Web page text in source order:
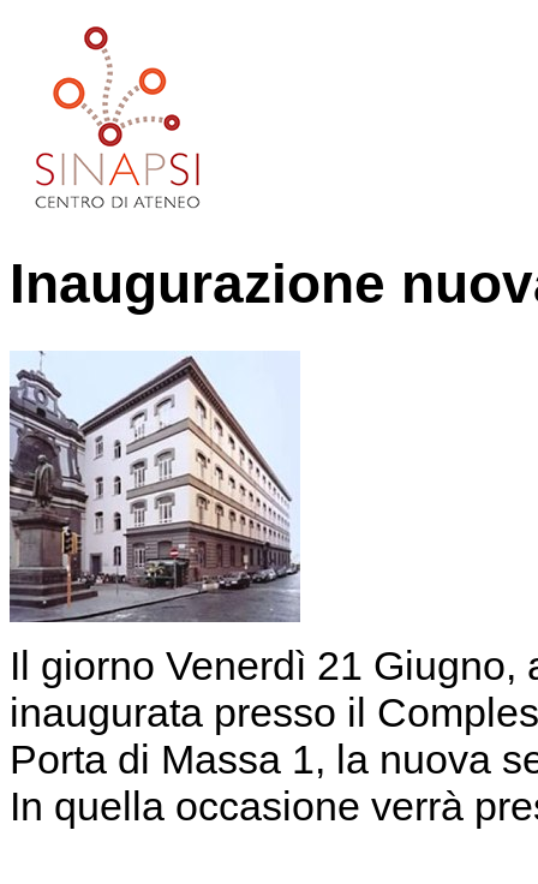
Inaugurazione
Il giorno Venerdì 21
inaugurata presso il
Porta di Massa 1, la nuova
In quella occasione verrà